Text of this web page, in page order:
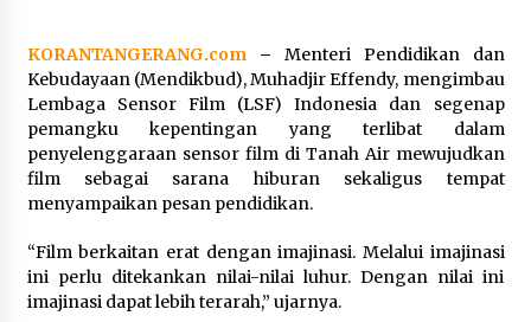
Semarak HUT ke-81 RI, Lapas
Perempuan Tangerang Ikuti Donor
Darah dan Fun Walk Kementerian
Imigrasi dan Pemasyarakatan
9 Agustus 2026
Inovasi Perahu Layar Percepat
Pendirian Perseroan Perorangan
KORANTANGERANG.com– Menteri Pendidikan dan
Kebudayaan (Mendikbud), Muhadjir Effendy, mengimbau
Lembaga Sensor Film (LSF) Indonesia dan segenap
pemangku kepentingan yang terlibat dalam
penyelenggaraan sensor film di Tanah Air mewujudkan
film sebagai sarana hiburan sekaligus tempat
menyampaikan pesan pendidikan.
“Film berkaitan erat dengan imajinasi. Melalui imajinasi
ini perlu ditekankan nilai-nilai luhur. Dengan nilai ini
imajinasi dapat lebih terarah,” ujarnya.